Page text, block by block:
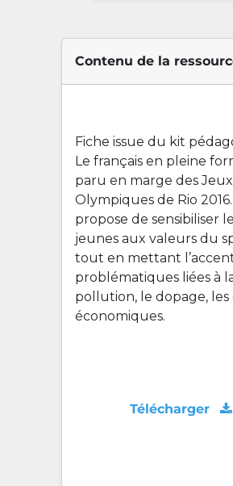
Contenu de la
Fiche issue du kit
Le français en pleine
paru en marge des Jeux
Olympiques de Rio
propose de sensibiliser
jeunes aux valeurs du
tout en mettant
problématiques liées à
pollution, le dopage, les
économiques.
Télécharger